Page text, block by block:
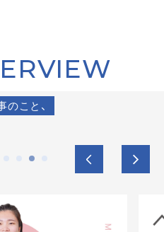
のこと、